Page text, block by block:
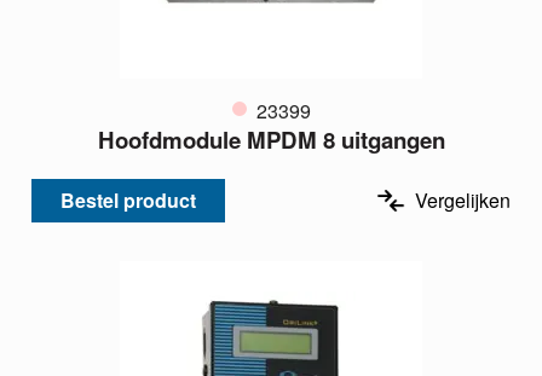
23399
Hoofdmodule MPDM 8 uitgangen
Bestel product Vergelijken